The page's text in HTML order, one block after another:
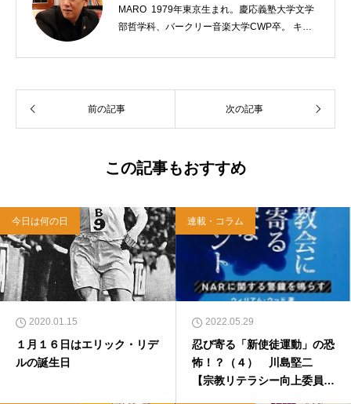
MARO 1979年東京生まれ。慶応義塾大学文学
部哲学科、バークリー音楽大学CWP卒。 キリ
う宗教法人専門の行政書士。2020年7月よりク
「上馬キリスト教会（@kamiumach）」の運営
を行う「まじめ担当」。 著書に『聖書を読んだ
西洋哲学超入門〜』（日本実業出版）、『人生
イヤモンド社）、『世界一ゆるい聖書入門』、
『世界一ゆるい聖書教室』（「ふざけ担当」LE
ONとの共著、講談社）などがある。新著<a hr
ef="https://amzn.to/376F9aC">『ふっと心がラ
クになる 眠れぬ夜の聖書のことば』（大和書
房）</a>２０２２年３月１５日発売。
前の記事 次の記事
この記事もおすすめ
今日は何の日
2020.01.15
１月１６日はエリック・リデ
ルの誕生日
連載・コラム
2022.05.29
忍び寄る「新使徒運動」の恐
怖！？（４） 川島堅二
【宗教リテラシー向上委員